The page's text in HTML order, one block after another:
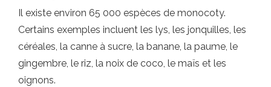
Il existe environ 65 000 espèces de monocoty.
Certains exemples incluent les lys, les jonquilles, les
céréales, la canne à sucre, la banane, la paume, le
gingembre, le riz, la noix de coco, le maïs et les
oignons.